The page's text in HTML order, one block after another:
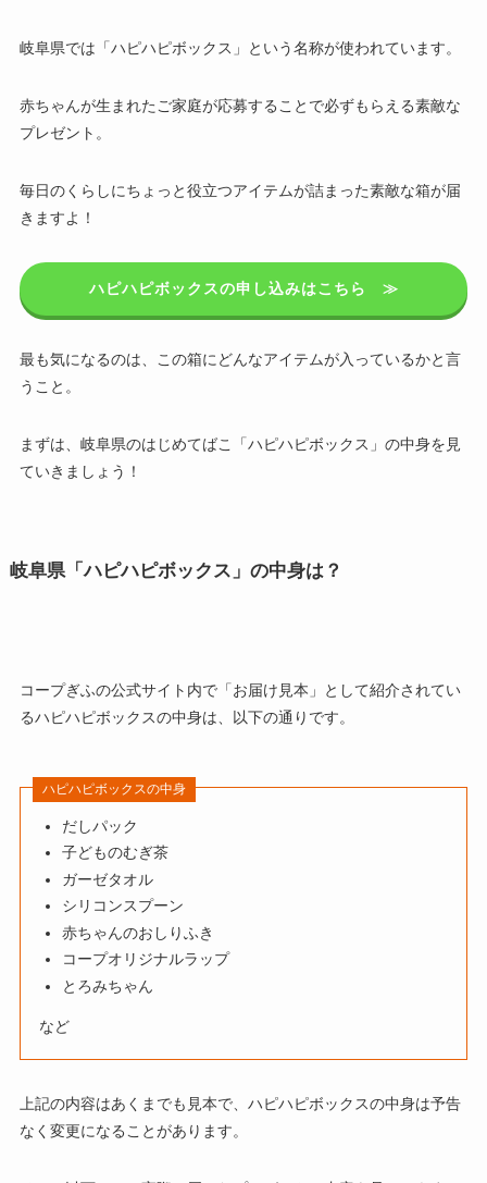
岐阜県では「ハピハピボックス」という名称が使われています。
赤ちゃんが生まれたご家庭が応募することで必ずもらえる素敵な
プレゼント。
毎日のくらしにちょっと役立つアイテムが詰まった素敵な箱が届
きますよ！
ハピハピボックスの申し込みはこちら ≫
最も気になるのは、この箱にどんなアイテムが入っているかと言
うこと。
まずは、岐阜県のはじめてばこ「ハピハピボックス」の中身を見
ていきましょう！
岐阜県「ハピハピボックス」の中身は？
コープぎふの公式サイト内で「お届け見本」として紹介されてい
るハピハピボックスの中身は、以下の通りです。
ハピハピボックスの中身
だしパック
子どものむぎ茶
ガーゼタオル
シリコンスプーン
赤ちゃんのおしりふき
コープオリジナルラップ
とろみちゃん
など
上記の内容はあくまでも見本で、ハピハピボックスの中身は予告
なく変更になることがあります。